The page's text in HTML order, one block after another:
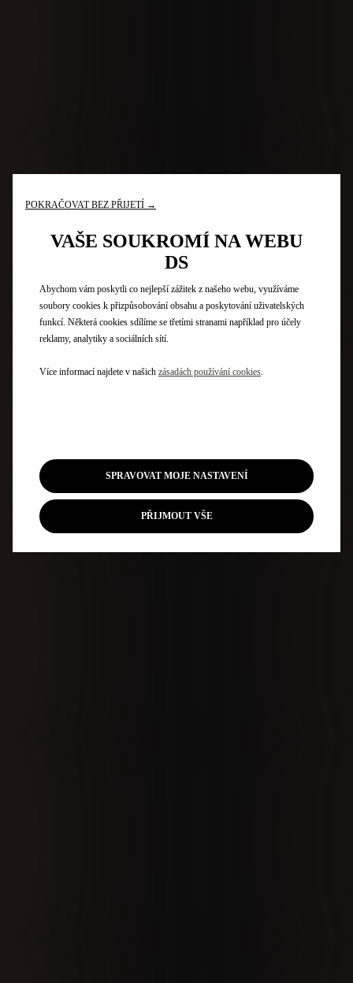
POKRAČOVAT BEZ PŘIJETÍ →
VAŠE SOUKROMÍ NA WEBU
DS
Abychom vám poskytli co nejlepší zážitek z našeho webu, využíváme
soubory cookies k přizpůsobování obsahu a poskytování uživatelských
funkcí. Některá cookies sdílíme se třetími stranami například pro účely
reklamy, analytiky a sociálních sítí.
Více informací najdete v našich zásadách používání cookies
SPRAVOVAT MOJE NASTAVENÍ
PŘIJMOUT VŠE